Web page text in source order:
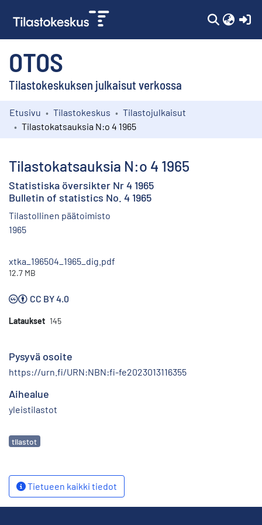
OTOS
Tilastokeskuksen julkaisut verkossa
Kokoelmat
Etusivu Tilastokeskus
Tilastojulkaisut
Tilastokatsauksia N:o 4 1965
Tilastokatsauksia N:o 4 1965
Statistiska översikter Nr 4 1965
Bulletin of statistics No. 4 1965
Tilastollinen päätoimisto
1965
xtka_196504_1965_dig.pdf
12.7 MB
CC BY 4.0
Lataukset 145
Pysyvä osoite
https://urn.fi/URN:NBN:fi-fe2023013116355
Aihealue
yleistilastot
Avainsanat
tilastot
Tietueen kaikki tiedot